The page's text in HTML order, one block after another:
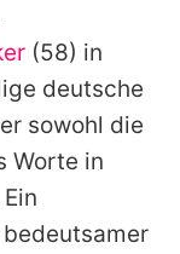
(58) in
deutsche
sowohl die
Worte in